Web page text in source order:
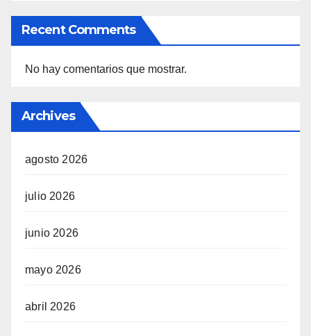
Recent Comments
No hay comentarios que mostrar.
Archives
agosto 2026
julio 2026
junio 2026
mayo 2026
abril 2026